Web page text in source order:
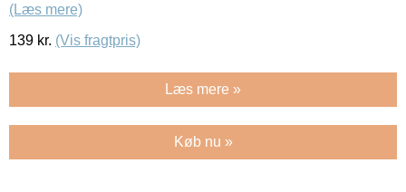
(Læs mere)
139 kr. (Vis fragtpris)
Læs mere »
Køb nu »